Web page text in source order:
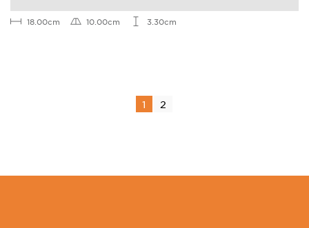
18.00cm 10.00cm 3.30cm
1 2